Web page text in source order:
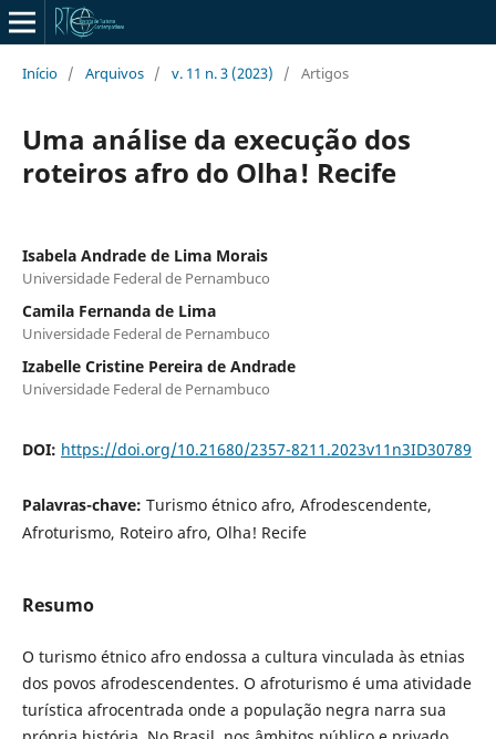
Início / Arquivos / v. 11 n. 3 (2023) / Artigos
Uma análise da execução dos
roteiros afro do Olha! Recife
Isabela Andrade de Lima Morais
Universidade Federal de Pernambuco
Camila Fernanda de Lima
Universidade Federal de Pernambuco
Izabelle Cristine Pereira de Andrade
Universidade Federal de Pernambuco
DOI: https://doi.org/10.21680/2357-8211.2023v11n3ID30789
Palavras-chave: Turismo étnico afro, Afrodescendente,
Afroturismo, Roteiro afro, Olha! Recife
Resumo
O turismo étnico afro endossa a cultura vinculada às etnias
dos povos afrodescendentes. O afroturismo é uma atividade
turística afrocentrada onde a população negra narra sua